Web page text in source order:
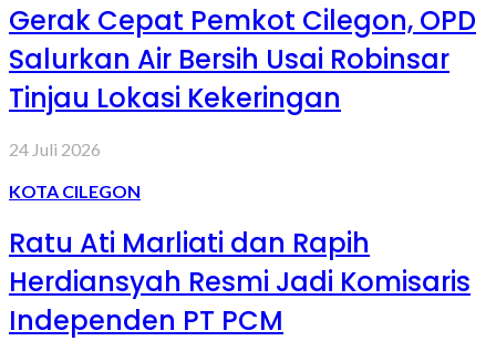
Gerak Cepat Pemkot Cilegon, OPD
Salurkan Air Bersih Usai Robinsar
Tinjau Lokasi Kekeringan
24 Juli 2026
KOTA CILEGON
Ratu Ati Marliati dan Rapih
Herdiansyah Resmi Jadi Komisaris
Independen PT PCM